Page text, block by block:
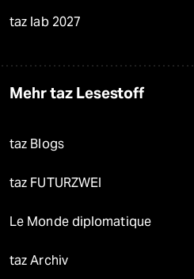
taz lab 2027
Mehr taz Lesestoff
taz Blogs
taz FUTURZWEI
Le Monde diplomatique
taz Archiv